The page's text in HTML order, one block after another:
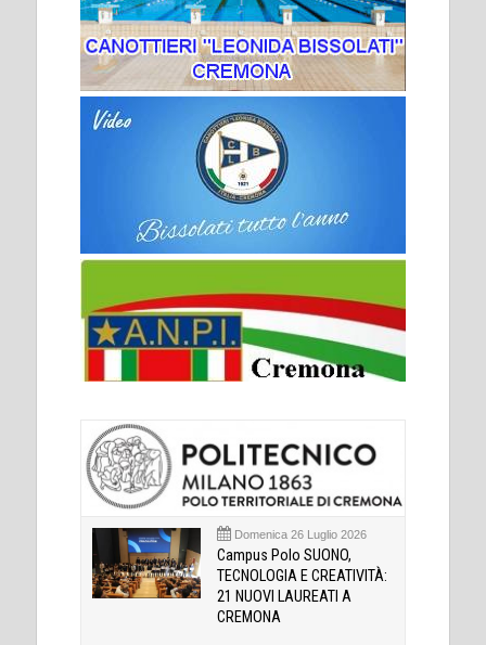
Domenica 26 Luglio 2026
Campus Polo SUONO,
TECNOLOGIA E CREATIVITÀ:
21 NUOVI LAUREATI A
CREMONA